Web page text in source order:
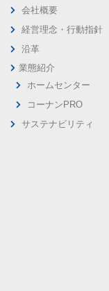
会社概要
経営理念・行動指針
沿革
業態紹介
ホームセンター
コーナンPRO
サステナビリティ